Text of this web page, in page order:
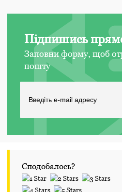
Підпишись
Заповни форму, щоб
пошту
Сподобалось?